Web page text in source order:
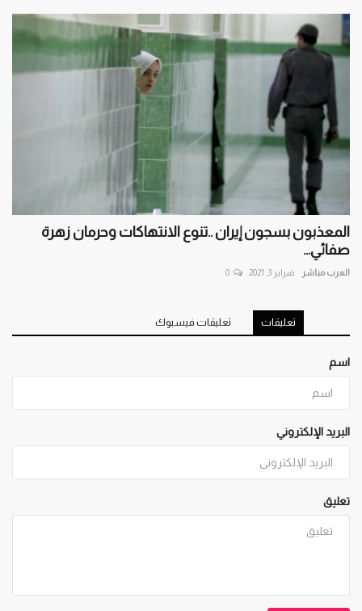
المعذبون بسجون إيران ..تنوع الانتهاكات وحرمان زهرة
صفائي...
العرب مباشر فبراير 3, 2021 0
تعليقات تعليقات فيسبوك
اسم
البريد الإلكتروني
تعليق